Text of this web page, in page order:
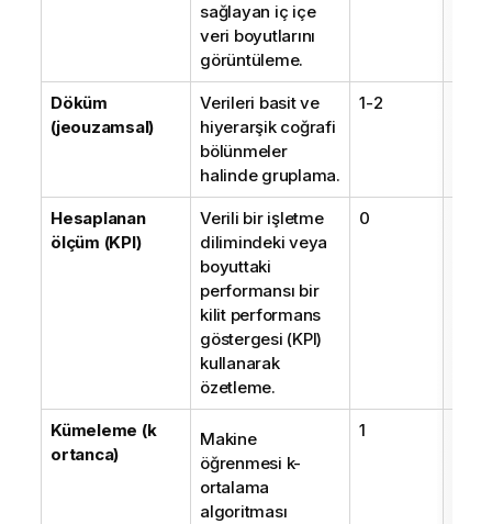
sağlayan iç içe
veri boyutlarını
görüntüleme.
Döküm
(jeouzamsal)
Verileri basit ve
hiyerarşik coğrafi
bölünmeler
halinde gruplama.
1-2
Hesaplanan
ölçüm (KPI)
Verili bir işletme
dilimindeki veya
boyuttaki
performansı bir
kilit performans
göstergesi (KPI)
kullanarak
özetleme.
0
Kümeleme (k
ortanca)
Makine
öğrenmesi k-
ortalama
algoritması
1